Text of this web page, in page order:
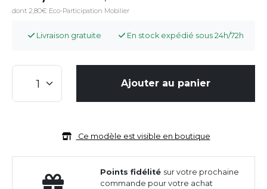
dont 2,80€ Eco-Participation Mobilier
Livraison gratuite En stock expédié sous 24h/72h
Ajouter au panier
Ce modèle est visible en boutique
Points fidélité sur votre prochaine
commande pour votre achat